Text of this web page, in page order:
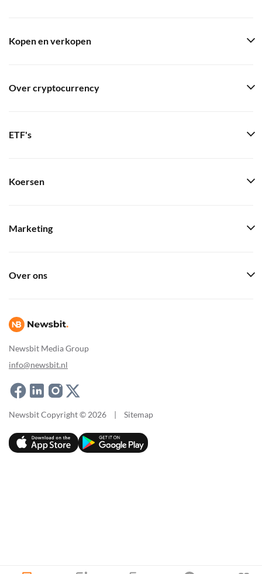
Newsbit Media Group
info@newsbit.nl
Kopen en verkopen
Over cryptocurrency
ETF's
Koersen
Marketing
Over ons
Newsbit Copyright © 2026 | Sitemap